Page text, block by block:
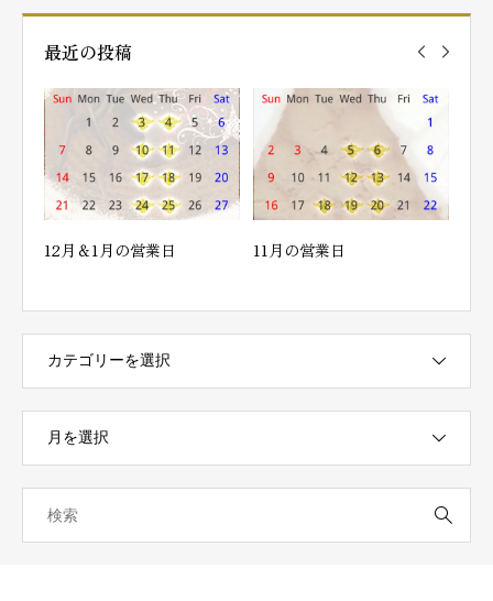
最近の投稿
12月＆1月の営業日 11月の営業日